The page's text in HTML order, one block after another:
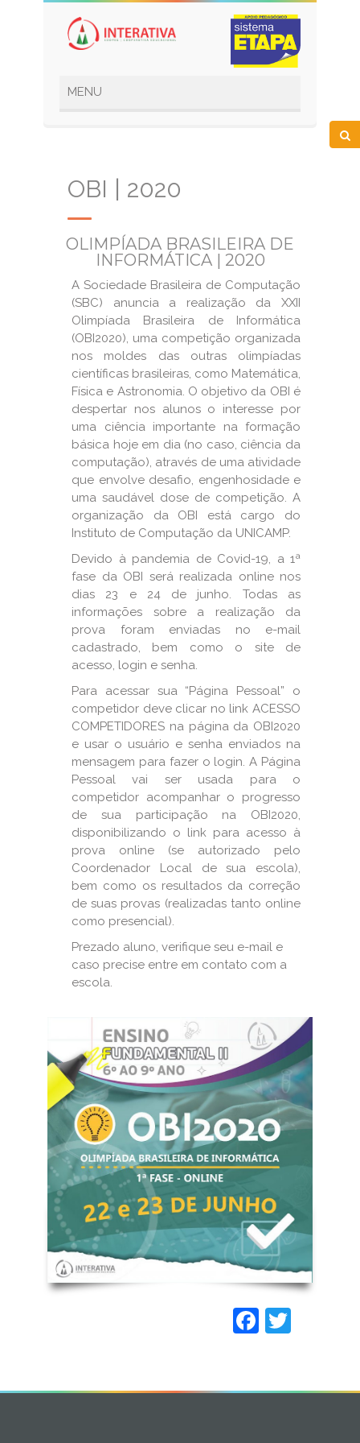
OBI | 2020
OLIMPÍADA BRASILEIRA DE
INFORMÁTICA | 2020
A Sociedade Brasileira de Computação
(SBC) anuncia a realização da XXII
Olimpíada Brasileira de Informática
(OBI2020), uma competição organizada
nos moldes das outras olimpíadas
científicas brasileiras, como Matemática,
Física e Astronomia. O objetivo da OBI é
despertar nos alunos o interesse por
uma ciência importante na formação
básica hoje em dia (no caso, ciência da
computação), através de uma atividade
que envolve desafio, engenhosidade e
uma saudável dose de competição. A
organização da OBI está cargo do
Instituto de Computação da UNICAMP.
Devido à pandemia de Covid-19, a 1ª
fase da OBI será realizada online nos
dias 23 e 24 de junho. Todas as
informações sobre a realização da
prova foram enviadas no e-mail
cadastrado, bem como o site de
acesso, login e senha.
Para acessar sua “Página Pessoal” o
competidor deve clicar no link ACESSO
COMPETIDORES na página da OBI2020
e usar o usuário e senha enviados na
mensagem para fazer o login. A Página
Pessoal vai ser usada para o
competidor acompanhar o progresso
de sua participação na OBI2020,
disponibilizando o link para acesso à
prova online (se autorizado pelo
Coordenador Local de sua escola),
bem como os resultados da correção
de suas provas (realizadas tanto online
como presencial).
Prezado aluno, verifique seu e-mail e
caso precise entre em contato com a
escola.